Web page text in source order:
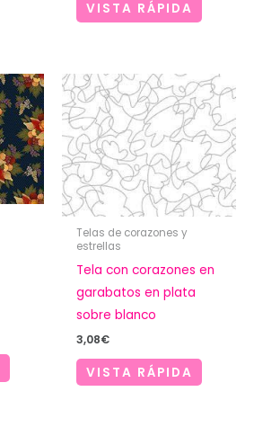
VISTA RÁPIDA
Telas de corazones y
estrellas
Tela con corazones en
garabatos en plata
sobre blanco
3,08€
VISTA RÁPIDA